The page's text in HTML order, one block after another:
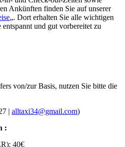
Ankünften finden Sie auf unserer
„. Dort erhalten Sie alle wichtigen
und gut vorbereitet zu
von/zur Basis, nutzen Sie bitte die
| alltaxi34@gmail.com)
:
40€